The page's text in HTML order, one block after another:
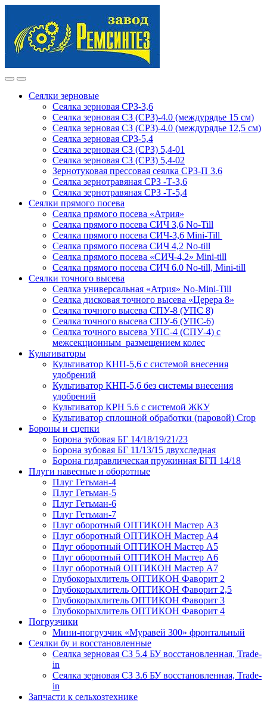
navigation
content
Сеялки зерновые
Сеялка зерновая СРЗ-3,6
Сеялка зерновая СЗ (СРЗ)-4.0 (междурядье 15 см)
Сеялка зерновая СЗ (СРЗ)-4.0 (междурядье 12,5 см)
Сеялка зерновая СРЗ-5,4
Сеялка зерновая СЗ (СРЗ) 5,4-01
Сеялка зерновая СЗ (СРЗ) 5,4-02
Зернотуковая прессовая сеялка СРЗ-П 3.6
Сеялка зернотравяная СРЗ -Т-3,6
Сеялка зернотравяная СРЗ -Т-5,4
Сеялки прямого посева
Сеялка прямого посева «Атрия»
Сеялка прямого посева СИЧ 3,6 No-Till
Сеялка прямого посева СИЧ-3,6 Mini-Till
Сеялка прямого посева СИЧ 4,2 No-till
Сеялка прямого посева «СИЧ-4,2» Mini-till
Сеялка прямого посева СИЧ 6.0 No-till, Mini-till
Сеялки точного высева
Сеялка универсальная «Атрия» No-Mini-Till
Сеялка дисковая точного высева «Церера 8»
Сеялка точного высева СПУ-8 (УПС 8)
Сеялка точного высева СПУ-6 (УПС-6)
Сеялка точного высева УПС-4 (СПУ-4) с
межсекционным размещением колес
Культиваторы
Культиватор КНП-5,6 с системой внесения
удобрений
Культиватор КНП-5,6 без системы внесения
удобрений
Культиватор КРН 5.6 с системой ЖКУ
Культиватор сплошной обработки (паровой) Crop
Бороны и сцепки
Борона зубовая БГ 14/18/19/21/23
Борона зубовая БГ 11/13/15 двухследная
Борона гидравлическая пружинная БГП 14/18
Плуги навесные и оборотные
Плуг Гетьман-4
Плуг Гетьман-5
Плуг Гетьман-6
Плуг Гетьман-7
Плуг оборотный ОПТИКОН Мастер А3
Плуг оборотный ОПТИКОН Мастер А4
Плуг оборотный ОПТИКОН Мастер А5
Плуг оборотный ОПТИКОН Мастер А6
Плуг оборотный ОПТИКОН Мастер А7
Глубокорыхлитель ОПТИКОН Фаворит 2
Глубокорыхлитель ОПТИКОН Фаворит 2,5
Глубокорыхлитель ОПТИКОН Фаворит 3
Глубокорыхлитель ОПТИКОН Фаворит 4
Погрузчики
Мини-погрузчик «Муравей 300» фронтальный
Сеялки бу и восстановленные
Сеялка зерновая СЗ 5.4 БУ восстановленная, Trade-
in
Сеялка зерновая СЗ 3.6 БУ восстановленная, Trade-
in
Запчасти к сельхозтехнике